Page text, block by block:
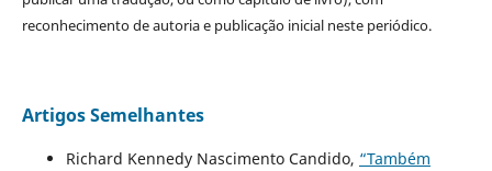
reconhecimento de autoria e publicação inicial neste periódico.
Artigos Semelhantes
Richard Kennedy Nascimento Candido, “Também